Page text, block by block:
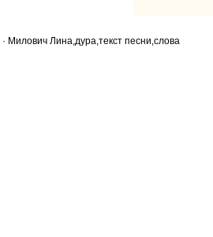
· Милович Лина,дура,текст песни,слова